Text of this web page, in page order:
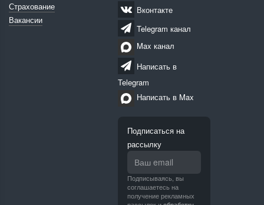
Страхование
Вакансии
Вконтакте
Telegram канал
Max канал
Написать в
Telegram
Написать в Max
Подписаться на
рассылку
Подписываясь, вы
соглашаетесь на
получение рекламных